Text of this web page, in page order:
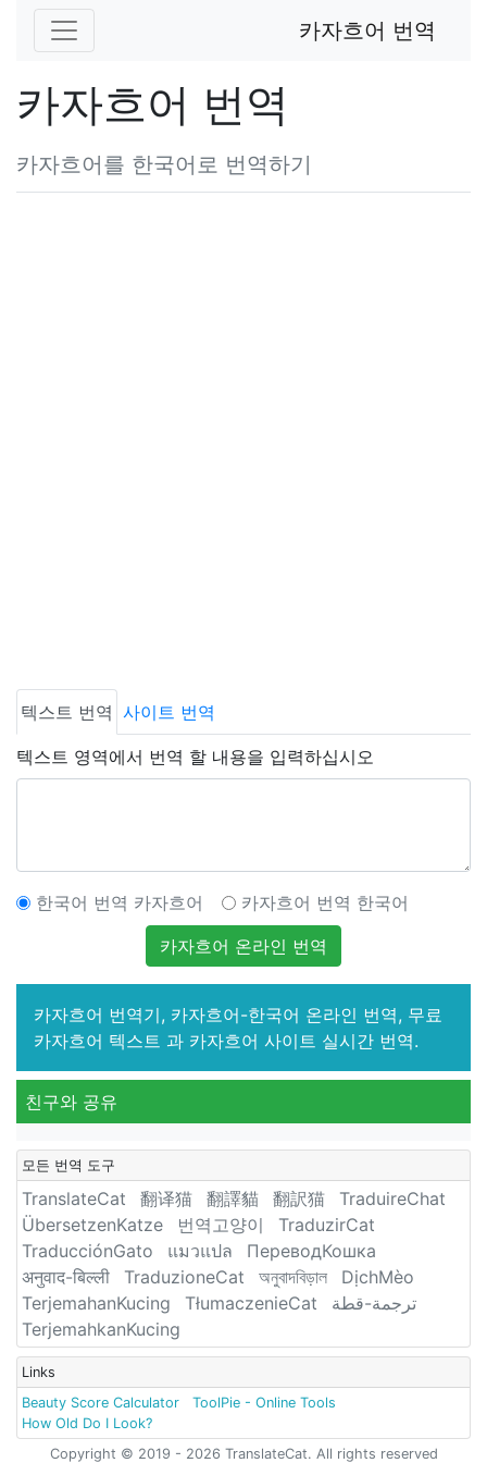
카자흐어 번역
카자흐어 번역
카자흐어를 한국어로 번역하기
텍스트 번역 사이트 번역
텍스트 영역에서 번역 할 내용을 입력하십시오
한국어 번역 카자흐어
카자흐어 번역 한국어
카자흐어 온라인 번역
카자흐어 번역기, 카자흐어-한국어 온라인 번역, 무료
카자흐어 텍스트 과 카자흐어 사이트 실시간 번역.
친구와 공유
모든 번역 도구
TranslateCat 翻译猫 翻譯貓 翻訳猫
TraduireChat
ÜbersetzenKatze
번역고양이
TraduzirCat
TraducciónGato
แมวแปล
ПереводКошка
अनुवाद-बिल्ली
TraduzioneCat অনুবাদবিড়াল
DịchMèo
TerjemahanKucing
TłumaczenieCat
ترجمة-قطة
TerjemahkanKucing
Links
Beauty Score Calculator
ToolPie - Online Tools
How Old Do I Look?
Copyright © 2019 - 2026 TranslateCat. All rights reserved